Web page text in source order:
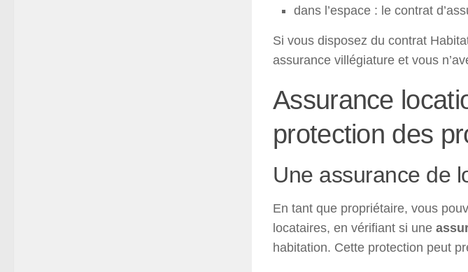
dans l’espace : le contrat
Si vous disposez du contrat
assurance villégiature et vous
Assurance
protection des
Une assurance de
En tant que propriétaire, vous
locataires, en vérifiant si une
habitation. Cette protection peut